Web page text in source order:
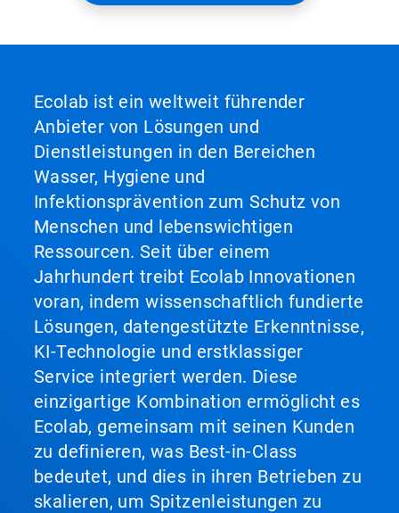
Ecolab ist ein weltweit führender
Anbieter von Lösungen und
Dienstleistungen in den Bereichen
Wasser, Hygiene und
Infektionsprävention zum Schutz von
Menschen und lebenswichtigen
Ressourcen. Seit über einem
Jahrhundert treibt Ecolab Innovationen
voran, indem wissenschaftlich fundierte
Lösungen, datengestützte Erkenntnisse,
KI-Technologie und erstklassiger
Service integriert werden. Diese
einzigartige Kombination ermöglicht es
Ecolab, gemeinsam mit seinen Kunden
zu definieren, was Best-in-Class
bedeutet, und dies in ihren Betrieben zu
skalieren, um Spitzenleistungen zu